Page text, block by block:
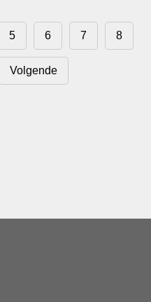
5 6 7 8
Volgende